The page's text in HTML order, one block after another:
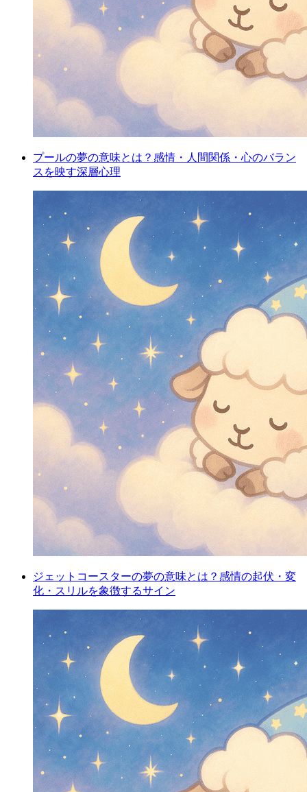
プールの夢の意味とは？感情・人間関係・心のバラン
スを映す深層心理
ジェットコースターの夢の意味とは？感情の起伏・変
化・スリルを象徴するサイン